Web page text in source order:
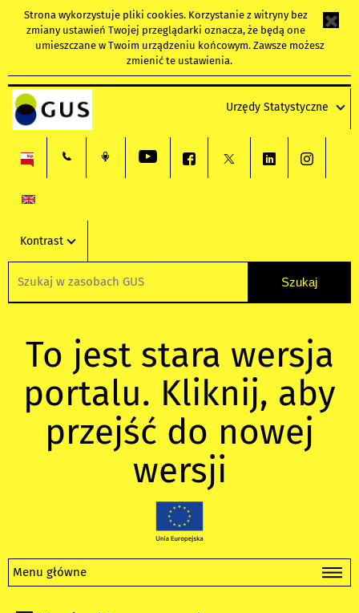
Strona wykorzystuje pliki cookies. Korzystanie z witryny bez
zmiany ustawień Twojej przeglądarki oznacza, że będą one
umieszczane w Twoim urządzeniu końcowym. Zawsze możesz
zmienić te ustawienia.
Urzędy Statystyczne
Kontrast
To jest stara wersja
portalu. Kliknij, aby
przejść do nowej
wersji
Menu główne